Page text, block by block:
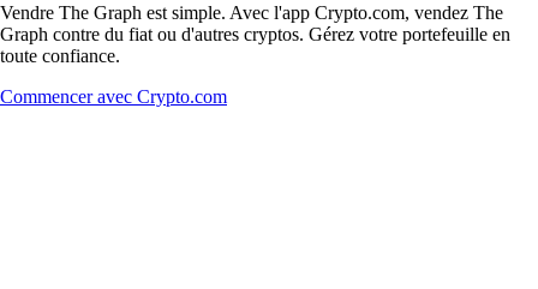
Vendre The Graph est simple. Avec l'app Crypto.com, vendez The
Graph contre du fiat ou d'autres cryptos. Gérez votre portefeuille en
toute confiance.
Commencer avec Crypto.com